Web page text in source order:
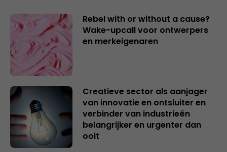
Rebel with or without a cause?
Wake-upcall voor ontwerpers
en merkeigenaren
Creatieve sector als aanjager
van innovatie en ontsluiter en
verbinder van industrieën
belangrijker en urgenter dan
ooit